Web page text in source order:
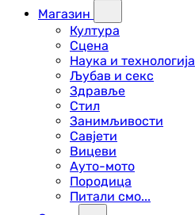
Магазин
Култура
Сцена
Наука и технологија
Љубав и секс
Здравље
Стил
Занимљивости
Савјети
Вицеви
Ауто-мото
Породица
Питали смо...